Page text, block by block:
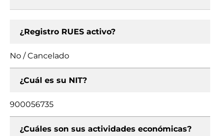
¿Registro RUES activo?
No / Cancelado
¿Cuál es su NIT?
900056735
¿Cuáles son sus actividades económicas?